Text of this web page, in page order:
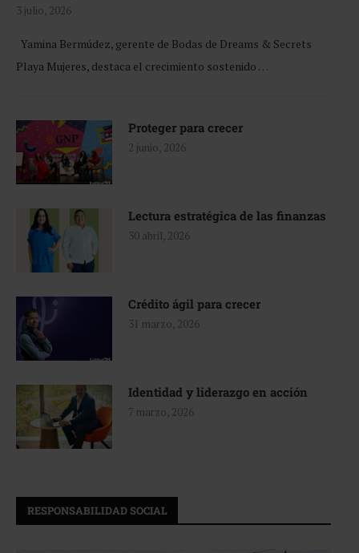
3 julio, 2026
Yamina Bermúdez, gerente de Bodas de Dreams & Secrets
Playa Mujeres, destaca el crecimiento sostenido …
Proteger para crecer
2 junio, 2026
Lectura estratégica de las finanzas
30 abril, 2026
Crédito ágil para crecer
31 marzo, 2026
Identidad y liderazgo en acción
7 marzo, 2026
RESPONSABILIDAD SOCIAL